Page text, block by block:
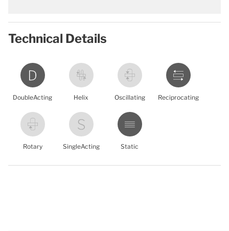
Technical Details
DoubleActing Helix Oscillating Reciprocating
Rotary SingleActing Static